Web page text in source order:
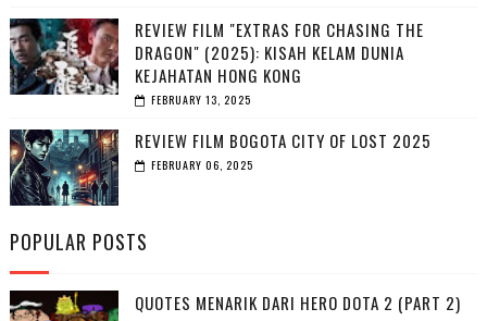
REVIEW FILM "EXTRAS FOR CHASING THE
DRAGON" (2025): KISAH KELAM DUNIA
KEJAHATAN HONG KONG
FEBRUARY 13, 2025
REVIEW FILM BOGOTA CITY OF LOST 2025
FEBRUARY 06, 2025
POPULAR POSTS
QUOTES MENARIK DARI HERO DOTA 2 (PART 2)